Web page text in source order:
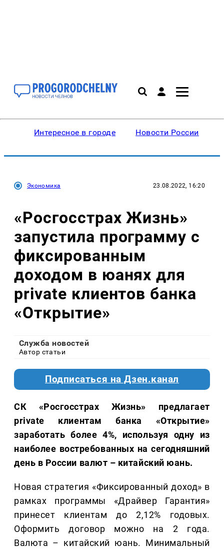
Интересное в городе Новости России
Экономика 23.08.2022, 16:20
«Росгосстрах Жизнь»
запустила программу с
фиксированным
доходом в юанях для
private клиентов банка
«Открытие»
Служба новостей
Автор статьи
Подписаться на Дзен.канал
СК «Росгосстрах Жизнь» предлагает
private клиентам банка «Открытие»
заработать более 4%, используя одну из
наиболее востребованных на сегодняшний
день в России валют – китайский юань.
Новая стратегия «Фиксированный доход» в
рамках программы «Драйвер Гарантия»
принесет клиентам до 2,12% годовых.
Оформить договор можно на 2 года.
Валюта – китайский юань. Минимальный